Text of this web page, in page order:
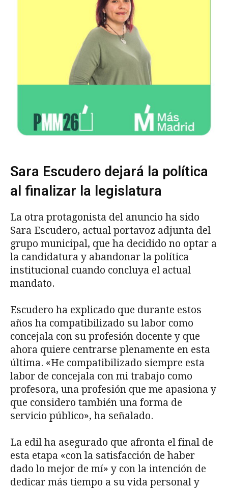
Sara Escudero dejará la política
al finalizar la legislatura
La otra protagonista del anuncio ha sido
Sara Escudero, actual portavoz adjunta del
grupo municipal, que ha decidido no optar a
la candidatura y abandonar la política
institucional cuando concluya el actual
mandato.
Escudero ha explicado que durante estos
años ha compatibilizado su labor como
concejala con su profesión docente y que
ahora quiere centrarse plenamente en esta
última. «He compatibilizado siempre esta
labor de concejala con mi trabajo como
profesora, una profesión que me apasiona y
que considero también una forma de
servicio público», ha señalado.
La edil ha asegurado que afronta el final de
esta etapa «con la satisfacción de haber
dado lo mejor de mí» y con la intención de
dedicar más tiempo a su vida personal y